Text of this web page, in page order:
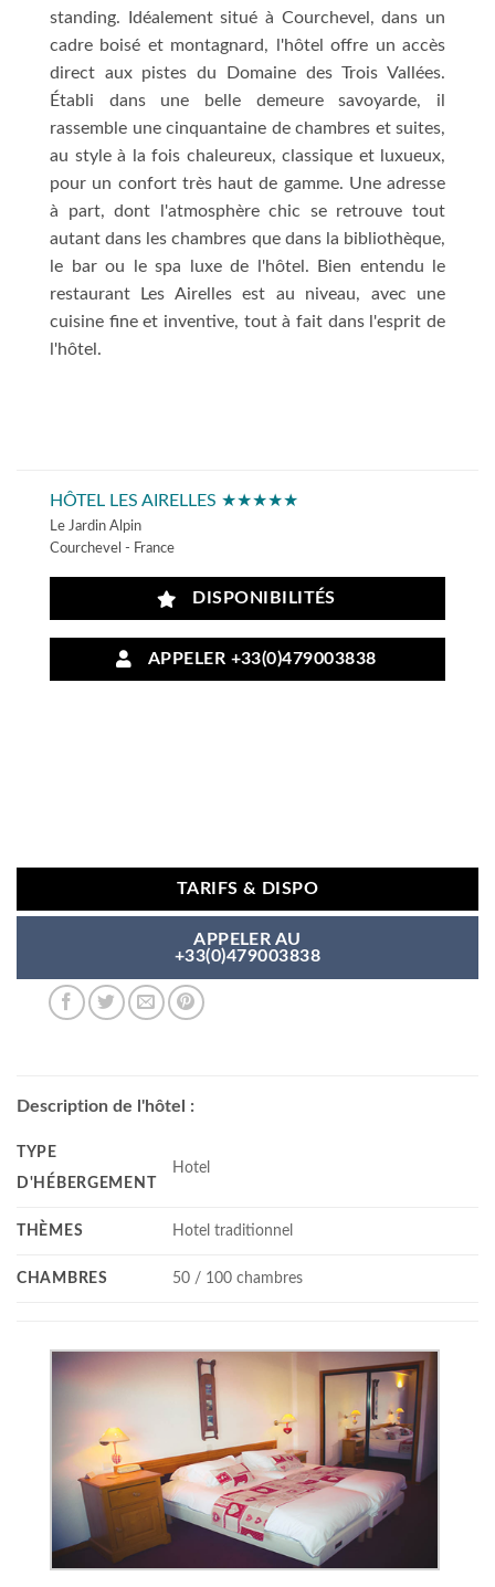
standing. Idéalement situé à Courchevel, dans un
cadre boisé et montagnard, l'hôtel offre un accès
direct aux pistes du Domaine des Trois Vallées.
Établi dans une belle demeure savoyarde, il
rassemble une cinquantaine de chambres et suites,
au style à la fois chaleureux, classique et luxueux,
pour un confort très haut de gamme. Une adresse
à part, dont l'atmosphère chic se retrouve tout
autant dans les chambres que dans la bibliothèque,
le bar ou le spa luxe de l'hôtel. Bien entendu le
restaurant Les Airelles est au niveau, avec une
cuisine fine et inventive, tout à fait dans l'esprit de
l'hôtel.
HÔTEL LES AIRELLES ★★★★★
Le Jardin Alpin
Courchevel - France
DISPONIBILITÉS
APPELER +33(0)479003838
TARIFS & DISPO
APPELER AU
+33(0)479003838
Description de l'hôtel :
TYPE
D'HÉBERGEMENT
Hotel
THÈMES Hotel traditionnel
CHAMBRES 50 / 100 chambres